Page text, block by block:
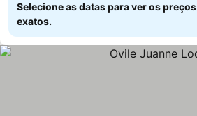
Selecione as datas para ver os preços
exatos.